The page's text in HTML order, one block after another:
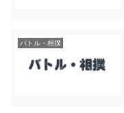
バトル・相撲